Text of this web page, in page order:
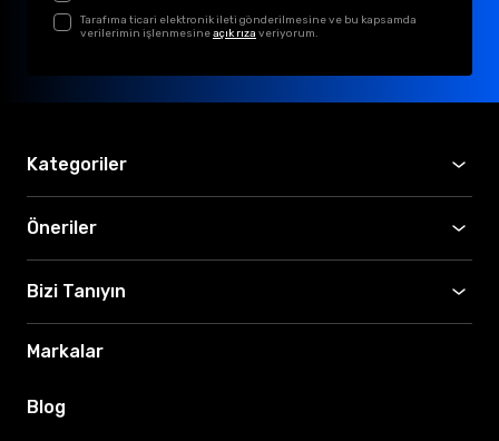
Tarafıma ticari elektronik ileti gönderilmesine ve bu kapsamda
verilerimin işlenmesineaçık rıza veriyorum.
Kategoriler
Öneriler
Bizi Tanıyın
Markalar
Blog